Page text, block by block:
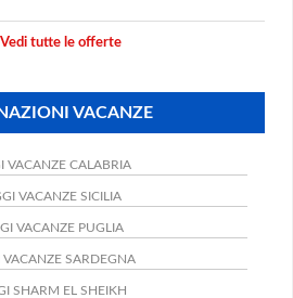
tutte le offerte
VACANZE
VACANZE CALABRIA
VACANZE SICILIA
VACANZE PUGLIA
VACANZE SARDEGNA
SHARM EL SHEIKH